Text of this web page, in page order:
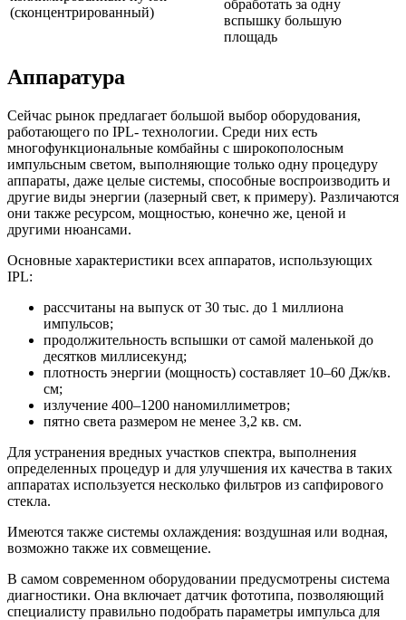
(сконцентрированный)
обработать за одну
вспышку большую
площадь
Аппаратура
Сейчас рынок предлагает большой выбор оборудования,
работающего по IPL- технологии. Среди них есть
многофункциональные комбайны с широкополосным
импульсным светом, выполняющие только одну процедуру
аппараты, даже целые системы, способные воспроизводить и
другие виды энергии (лазерный свет, к примеру). Различаются
они также ресурсом, мощностью, конечно же, ценой и
другими нюансами.
Основные характеристики всех аппаратов, использующих
IPL:
рассчитаны на выпуск от 30 тыс. до 1 миллиона
импульсов;
продолжительность вспышки от самой маленькой до
десятков миллисекунд;
плотность энергии (мощность) составляет 10–60 Дж/кв.
см;
излучение 400–1200 наномиллиметров;
пятно света размером не менее 3,2 кв. см.
Для устранения вредных участков спектра, выполнения
определенных процедур и для улучшения их качества в таких
аппаратах используется несколько фильтров из сапфирового
стекла.
Имеются также системы охлаждения: воздушная или водная,
возможно также их совмещение.
В самом современном оборудовании предусмотрены система
диагностики. Она включает датчик фототипа, позволяющий
специалисту правильно подобрать параметры импульса для